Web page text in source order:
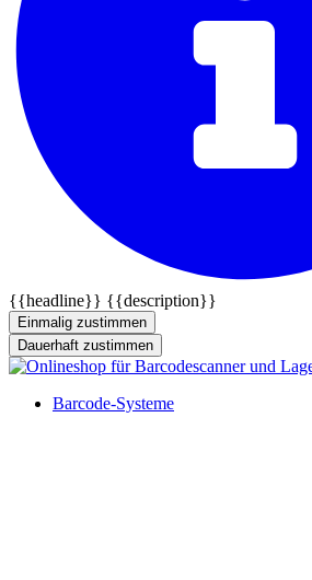
{{headline}} {{description}}
Einmalig zustimmen
Dauerhaft zustimmen
Barcode-Systeme